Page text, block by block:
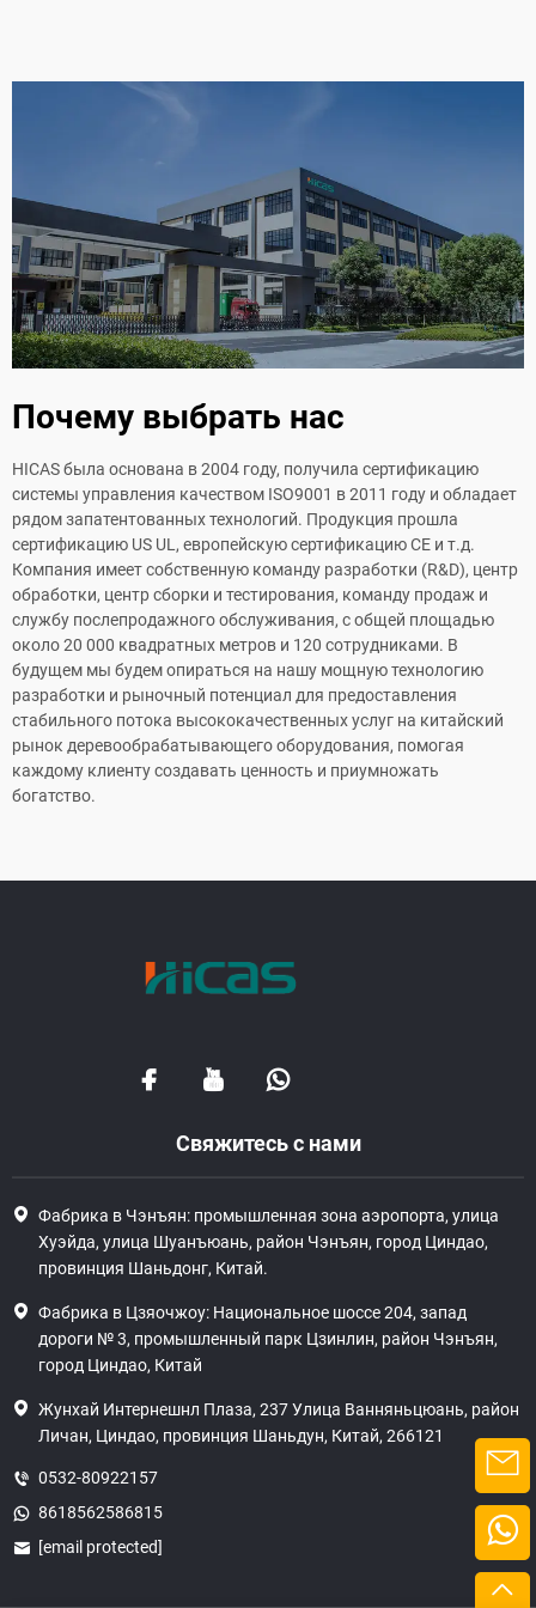
Почему выбрать нас
HICAS была основана в 2004 году, получила сертификацию
системы управления качеством ISO9001 в 2011 году и обладает
рядом запатентованных технологий. Продукция прошла
сертификацию US UL, европейскую сертификацию CE и т.д.
Компания имеет собственную команду разработки (R&D), центр
обработки, центр сборки и тестирования, команду продаж и
службу послепродажного обслуживания, с общей площадью
около 20 000 квадратных метров и 120 сотрудниками. В
будущем мы будем опираться на нашу мощную технологию
разработки и рыночный потенциал для предоставления
стабильного потока высококачественных услуг на китайский
рынок деревообрабатывающего оборудования, помогая
каждому клиенту создавать ценность и приумножать
богатство.
Свяжитесь с нами
Фабрика в Чэнъян: промышленная зона аэропорта, улица
Хуэйда, улица Шуанъюань, район Чэнъян, город Циндао,
провинция Шаньдонг, Китай.
Фабрика в Цзяочжоу: Национальное шоссе 204, запад
дороги № 3, промышленный парк Цзинлин, район Чэнъян,
город Циндао, Китай
Жунхай Интернешнл Плаза, 237 Улица Ванняньцюань, район
Личан, Циндао, провинция Шаньдун, Китай, 266121
0532-80922157
8618562586815
[email protected]